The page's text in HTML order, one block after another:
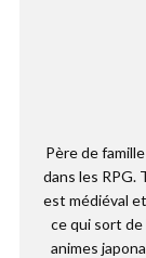
Père de
dans les RPG.
est médiéval
ce qui sort
animes